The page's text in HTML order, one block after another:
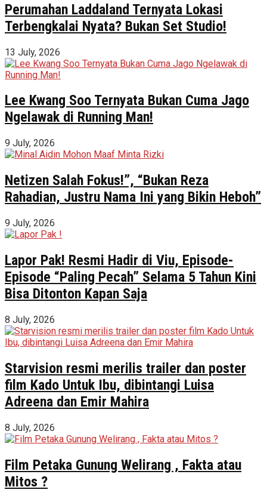
Perumahan Laddaland Ternyata Lokasi
Terbengkalai Nyata? Bukan Set Studio!
13 July, 2026
Lee Kwang Soo Ternyata Bukan Cuma Jago
Ngelawak di Running Man!
9 July, 2026
Netizen Salah Fokus!”, “Bukan Reza
Rahadian, Justru Nama Ini yang Bikin Heboh”
9 July, 2026
Lapor Pak! Resmi Hadir di Viu, Episode-
Episode “Paling Pecah” Selama 5 Tahun Kini
Bisa Ditonton Kapan Saja
8 July, 2026
Starvision resmi merilis trailer dan poster
film Kado Untuk Ibu, dibintangi Luisa
Adreena dan Emir Mahira
8 July, 2026
Film Petaka Gunung Welirang , Fakta atau
Mitos ?